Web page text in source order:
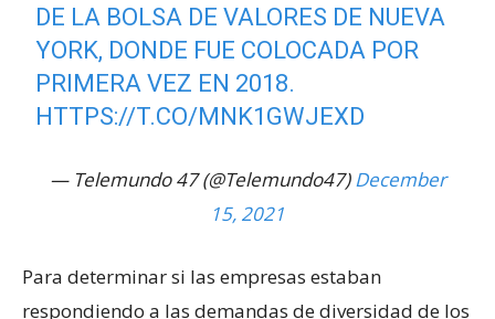
DE LA BOLSA DE VALORES DE NUEVA
YORK, DONDE FUE COLOCADA POR
PRIMERA VEZ EN 2018.
HTTPS://T.CO/MNK1GWJEXD
— Telemundo 47 (@Telemundo47)December
15, 2021
Para determinar si las empresas estaban
respondiendo a las demandas de diversidad de los